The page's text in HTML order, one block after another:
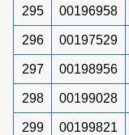
295 00196958
296 00197529
297 00198956
298 00199028
299 00199821